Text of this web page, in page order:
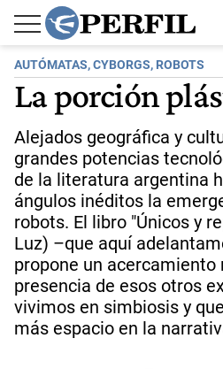
AUTÓMATAS, CYBORGS, ROBOTS
La porción
Alejados geográfica y
grandes potencias
de la literatura argentina
ángulos inéditos la
robots. El libro "Únicos y
Luz) –que aquí
propone un acercamiento
presencia de esos otros
vivimos en simbiosis y
más espacio en la